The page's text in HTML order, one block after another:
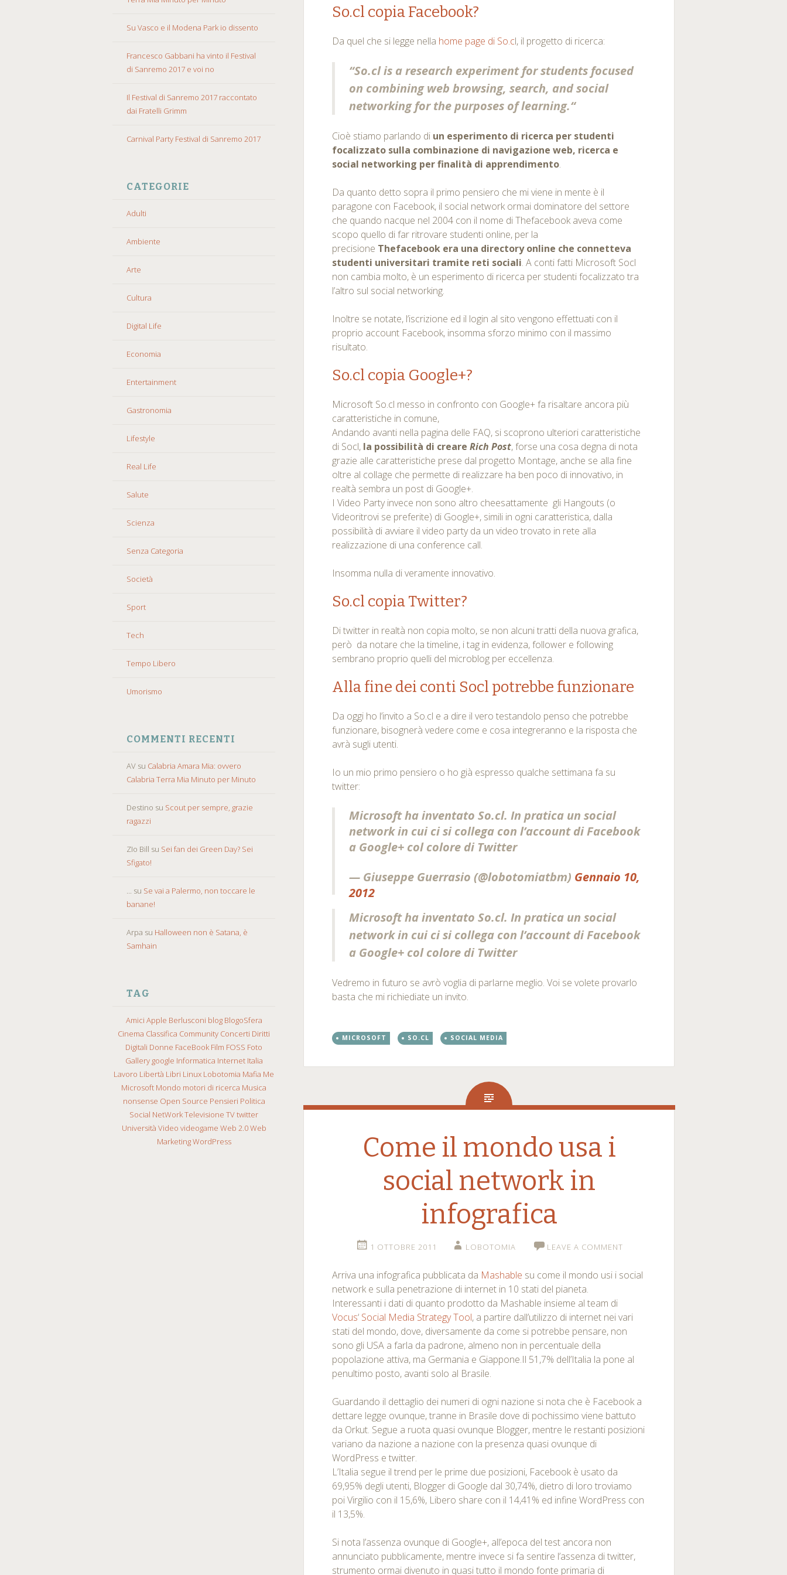
Su Vasco e il Modena Park io dissento
Francesco Gabbani ha vinto il Festival
di Sanremo 2017 e voi no
Il Festival di Sanremo 2017 raccontato
dai Fratelli Grimm
Carnival Party Festival di Sanremo 2017
CATEGORIE
Adulti
Ambiente
Arte
Cultura
Digital Life
Economia
Entertainment
Gastronomia
Lifestyle
Real Life
Salute
Scienza
Senza Categoria
Società
Sport
Tech
Tempo Libero
Umorismo
COMMENTI RECENTI
AV su Calabria Amara Mia: ovvero
Calabria Terra Mia Minuto per Minuto
Destino su Scout per sempre, grazie
ragazzi
ZIo Bill su Sei fan dei Green Day? Sei
Sfigato!
... su Se vai a Palermo, non toccare le
banane!
Arpa su Halloween non è Satana, è
Samhain
TAG
Amici Apple Berlusconi blog BlogoSfera
Cinema Classifica Community Concerti Diritti
Digitali Donne FaceBook Film FOSS Foto
Gallery google Informatica Internet Italia
Lavoro Libertà Libri Linux Lobotomia Mafia Me
Microsoft Mondo motori di ricerca Musica
nonsense Open Source Pensieri Politica
Social NetWorkTelevisione TVtwitter
Università Video videogame Web 2.0Web
MarketingWordPress
So.cl copia Facebook?
Da quel che si legge nella home page di So.cl, il progetto di ricerca:
“So.cl is a research experiment for students focused
on combining web browsing, search, and social
networking for the purposes of learning.“
Cioè stiamo parlando di un esperimento di ricerca per studenti
focalizzato sulla combinazione di navigazione web, ricerca e
social networking per finalità di apprendimento.
Da quanto detto sopra il primo pensiero che mi viene in mente è il
paragone con Facebook, il social network ormai dominatore del settore
che quando nacque nel 2004 con il nome di Thefacebook aveva come
scopo quello di far ritrovare studenti online, per la
precisione Thefacebook era una directory online che connetteva
studenti universitari tramite reti sociali. A conti fatti Microsoft Socl
non cambia molto, è un esperimento di ricerca per studenti focalizzato tra
l’altro sul social networking.
Inoltre se notate, l’iscrizione ed il login al sito vengono effettuati con il
proprio account Facebook, insomma sforzo minimo con il massimo
risultato.
So.cl copia Google+?
Microsoft So.cl messo in confronto con Google+ fa risaltare ancora più
caratteristiche in comune,
Andando avanti nella pagina delle FAQ, si scoprono ulteriori caratteristiche
di Socl, la possibilità di creareRich Post, forse una cosa degna di nota
grazie alle caratteristiche prese dal progetto Montage, anche se alla fine
oltre al collage che permette di realizzare ha ben poco di innovativo, in
realtà sembra un post di Google+.
I Video Party invece non sono altro cheesattamente gli Hangouts (o
Videoritrovi se preferite) di Google+, simili in ogni caratteristica, dalla
possibilità di avviare il video party da un video trovato in rete alla
realizzazione di una conference call.
Insomma nulla di veramente innovativo.
So.cl copia Twitter?
Di twitter in realtà non copia molto, se non alcuni tratti della nuova grafica,
però da notare che la timeline, i tag in evidenza, follower e following
sembrano proprio quelli del microblog per eccellenza.
Alla fine dei conti Socl potrebbe funzionare
Da oggi ho l’invito a So.cl e a dire il vero testandolo penso che potrebbe
funzionare, bisognerà vedere come e cosa integreranno e la risposta che
avrà sugli utenti.
Io un mio primo pensiero o ho già espresso qualche settimana fa su
twitter:
Microsoft ha inventato So.cl. In pratica un social
network in cui ci si collega con l’account di Facebook
a Google+ col colore di Twitter
— Giuseppe Guerrasio (@lobotomiatbm) Gennaio 10,
2012
Microsoft ha inventato So.cl. In pratica un social
network in cui ci si collega con l’account di Facebook
a Google+ col colore di Twitter
Vedremo in futuro se avrò voglia di parlarne meglio. Voi se volete provarlo
basta che mi richiediate un invito.
MICROSOFT SO.CL SOCIAL MEDIA
Come il mondo usa i
social network in
infografica
1 OTTOBRE 2011 LOBOTOMIA LEAVE A COMMENT
Arriva una infografica pubblicata da Mashable su come il mondo usi i social
network e sulla penetrazione di internet in 10 stati del pianeta.
Interessanti i dati di quanto prodotto da Mashable insieme al team di
Vocus‘ Social Media Strategy Tool, a partire dall’utilizzo di internet nei vari
stati del mondo, dove, diversamente da come si potrebbe pensare, non
sono gli USA a farla da padrone, almeno non in percentuale della
popolazione attiva, ma Germania e Giappone.Il 51,7% dell’Italia la pone al
penultimo posto, avanti solo al Brasile.
Guardando il dettaglio dei numeri di ogni nazione si nota che è Facebook a
dettare legge ovunque, tranne in Brasile dove di pochissimo viene battuto
da Orkut. Segue a ruota quasi ovunque Blogger, mentre le restanti posizioni
variano da nazione a nazione con la presenza quasi ovunque di
WordPress e twitter.
L’Italia segue il trend per le prime due posizioni, Facebook è usato da
69,95% degli utenti, Blogger di Google dal 30,74%, dietro di loro troviamo
poi Virgilio con il 15,6%, Libero share con il 14,41% ed infine WordPress con
il 13,5%.
Si nota l’assenza ovunque di Google+, all’epoca del test ancora non
annunciato pubblicamente, mentre invece si fa sentire l’assenza di twitter,
strumento ormai divenuto in quasi tutto il mondo fonte primaria di